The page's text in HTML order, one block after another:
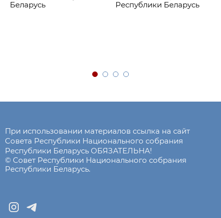
Беларусь
Республики Беларусь
При использовании материалов ссылка на сайт
Совета Республики Национального собрания
Республики Беларусь ОБЯЗАТЕЛЬНА!
© Совет Республики Национального собрания
Республики Беларусь.